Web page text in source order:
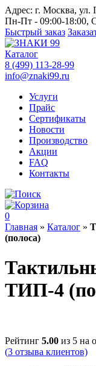
Адрес: г. Москва, ул.
Пн-Пт - 09:00-18:00,
Быстрый заказ
Каталог
8 (499) 113-28-99
info@znaki99.ru
Услуги
Прайс
Сертификаты
Новости
Производство
Акции
FAQ
Контакты
0
Главная » Каталог »
(полоса)
ТИП-4
Рейтинг 5.00 из 5 на
(3 отзыва клиентов)